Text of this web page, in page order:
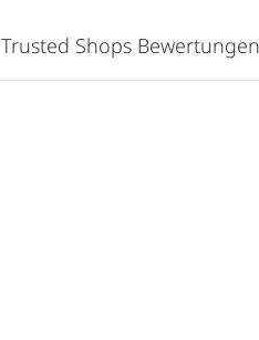
Trusted Shops Bewertungen